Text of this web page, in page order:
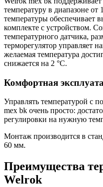
температуру в диапазоне
температуры обеспечивает
комплекте с устройством.
температурного датчика,
терморегулятор управляет
желаемая температура
снижается на 2 °С.
Комфортная
Управлять температурой с
mex bk очень просто:
регулировки на нужную
Монтаж производится в
60 мм.
Преимущества
Welrok